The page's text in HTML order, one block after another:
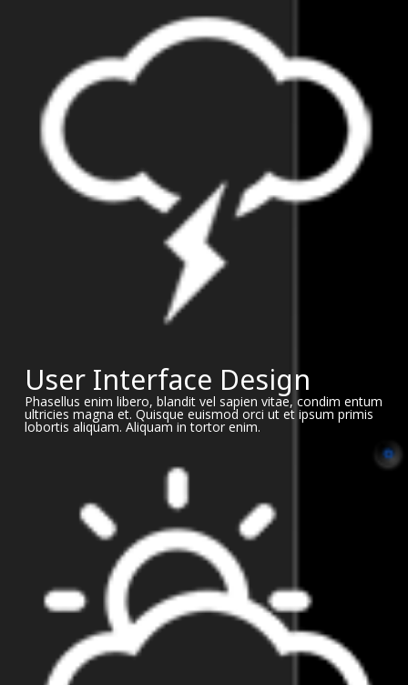
User Interface Design
Phasellus enim libero, blandit vel sapien vitae, condim entum
ultricies magna et. Quisque euismod orci ut et ipsum primis
lobortis aliquam. Aliquam in tortor enim.